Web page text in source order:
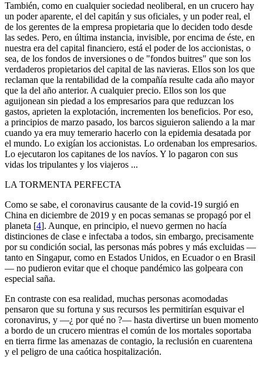
También, como en cualquier sociedad neoliberal, en un crucero hay
un poder aparente, el del capitán y sus oficiales, y un poder real, el
de los gerentes de la empresa propietaria que lo deciden todo desde
las sedes. Pero, en última instancia, invisible, por encima de éste, en
nuestra era del capital financiero, está el poder de los accionistas, o
sea, de los fondos de inversiones o de "fondos buitres" que son los
verdaderos propietarios del capital de las navieras. Ellos son los que
reclaman que la rentabilidad de la compañía resulte cada año mayor
que la del año anterior. A cualquier precio. Ellos son los que
aguijonean sin piedad a los empresarios para que reduzcan los
gastos, aprieten la explotación, incrementen los beneficios. Por eso,
a principios de marzo pasado, los barcos siguieron saliendo a la mar
cuando ya era muy temerario hacerlo con la epidemia desatada por
el mundo. Lo exigían los accionistas. Lo ordenaban los empresarios.
Lo ejecutaron los capitanes de los navíos. Y lo pagaron con sus
vidas los tripulantes y los viajeros ...
LA TORMENTA PERFECTA
Como se sabe, el coronavirus causante de la covid-19 surgió en
China en diciembre de 2019 y en pocas semanas se propagó por el
planeta [4]. Aunque, en principio, el nuevo germen no hacía
distinciones de clase e infectaba a todos, sin embargo, precisamente
por su condición social, las personas más pobres y más excluidas —
tanto en Singapur, como en Estados Unidos, en Ecuador o en Brasil
— no pudieron evitar que el choque pandémico las golpeara con
especial saña.
En contraste con esa realidad, muchas personas acomodadas
pensaron que su fortuna y sus recursos les permitirían esquivar el
coronavirus, y —¿ por qué no ?— hasta divertirse un buen momento
a bordo de un crucero mientras el común de los mortales soportaba
en tierra firme las amenazas de contagio, la reclusión en cuarentena
y el peligro de una caótica hospitalización.